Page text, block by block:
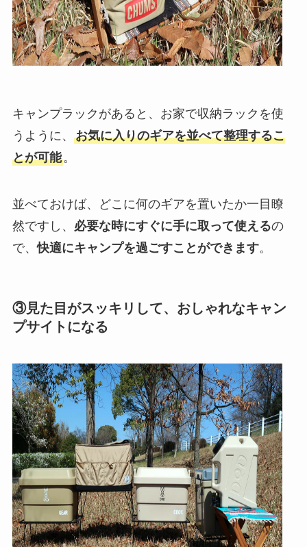
キャンプラックがあると、お家で収納ラックを使
うように、 お気に入りのギアを並べて整理するこ
とが可能。
並べておけば、どこに何のギアを置いたか一目瞭
然ですし、 必要な時にすぐに手に取って使えるの
で、快適にキャンプを過ごすことができます。
③見た目がスッキリして、おしゃれなキャン
プサイトになる